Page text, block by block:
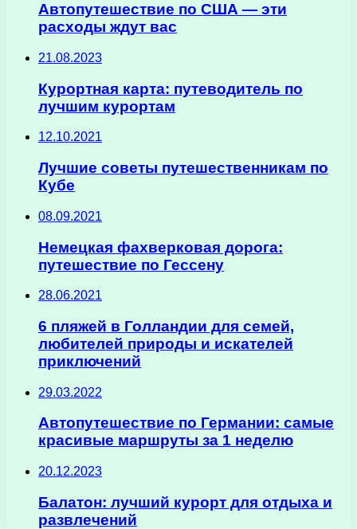
Автопутешествие по США — эти
расходы ждут вас
21.08.2023
Курортная карта: путеводитель по
лучшим курортам
12.10.2021
Лучшие советы путешественникам по
Кубе
08.09.2021
Немецкая фахверковая дорога:
путешествие по Гессену
28.06.2021
6 пляжей в Голландии для семей,
любителей природы и искателей
приключений
29.03.2022
Автопутешествие по Германии: самые
красивые маршруты за 1 неделю
20.12.2023
Балатон: лучший курорт для отдыха и
развлечений